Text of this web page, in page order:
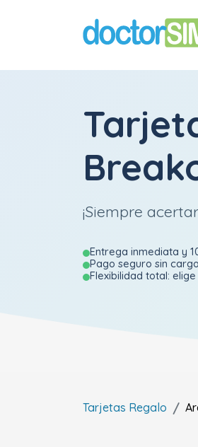
¡Siempre
Entrega inmediata y
Pago seguro sin
Flexibilidad total:
Tarjetas Regalo